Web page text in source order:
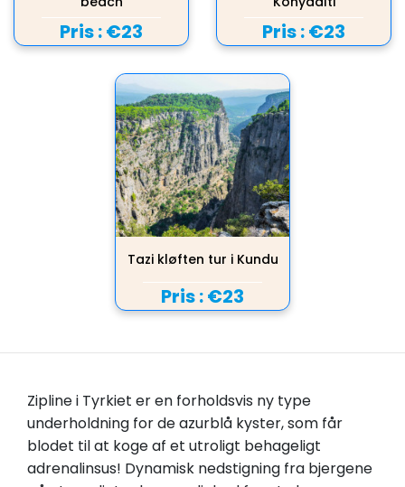
Pris :€23 Pris :€23
Tazi kløften tur i Kundu
Pris :€23
Zipline i Tyrkiet er en forholdsvis ny type
underholdning for de azurblå kyster, som får
blodet til at koge af et utroligt behageligt
adrenalinsus! Dynamisk nedstigning fra bjergene